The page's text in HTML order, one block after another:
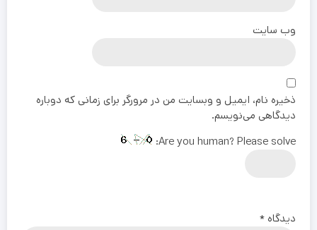
وب‌ سایت
ذخیره نام، ایمیل و وبسایت من در مرورگر برای زمانی که دوباره
دیدگاهی می‌نویسم.
Are you human? Please solve:
دیدگاه *